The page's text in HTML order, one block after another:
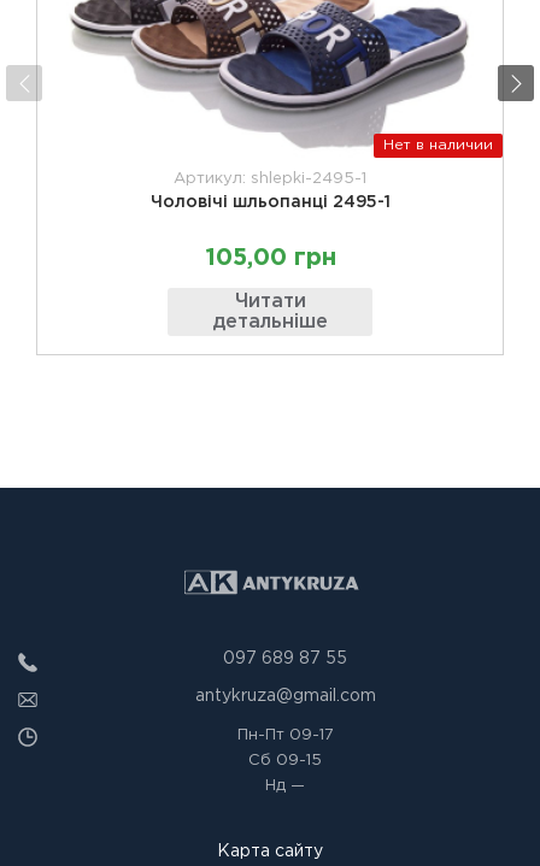
Нет в наличии
Артикул: shlepki-2495-1
Чоловічі шльопанці 2495-1
105,00 грн
Читати
детальніше
097 689 87 55
antykruza@gmail.com
Пн-Пт09-17
Сб 09-15
Нд —
Карта сайту